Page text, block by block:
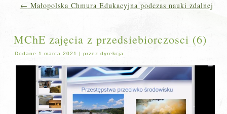
← Małopolska Chmura Edukacyjna podczas nauki zdalnej
MChE zajęcia z przedsiebiorczosci (6)
Dodane 1 marca 2021 |przez dyrekcja